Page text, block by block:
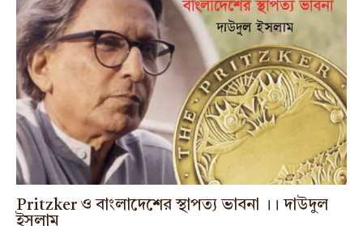
Pritzker ও বাংলাদেশের স্থাপত্য ভাবনা ।। দাউদুল
ইসলাম